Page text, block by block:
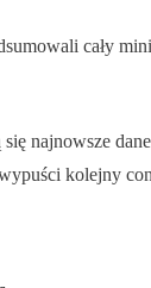
cały
najnowsze
kolejny